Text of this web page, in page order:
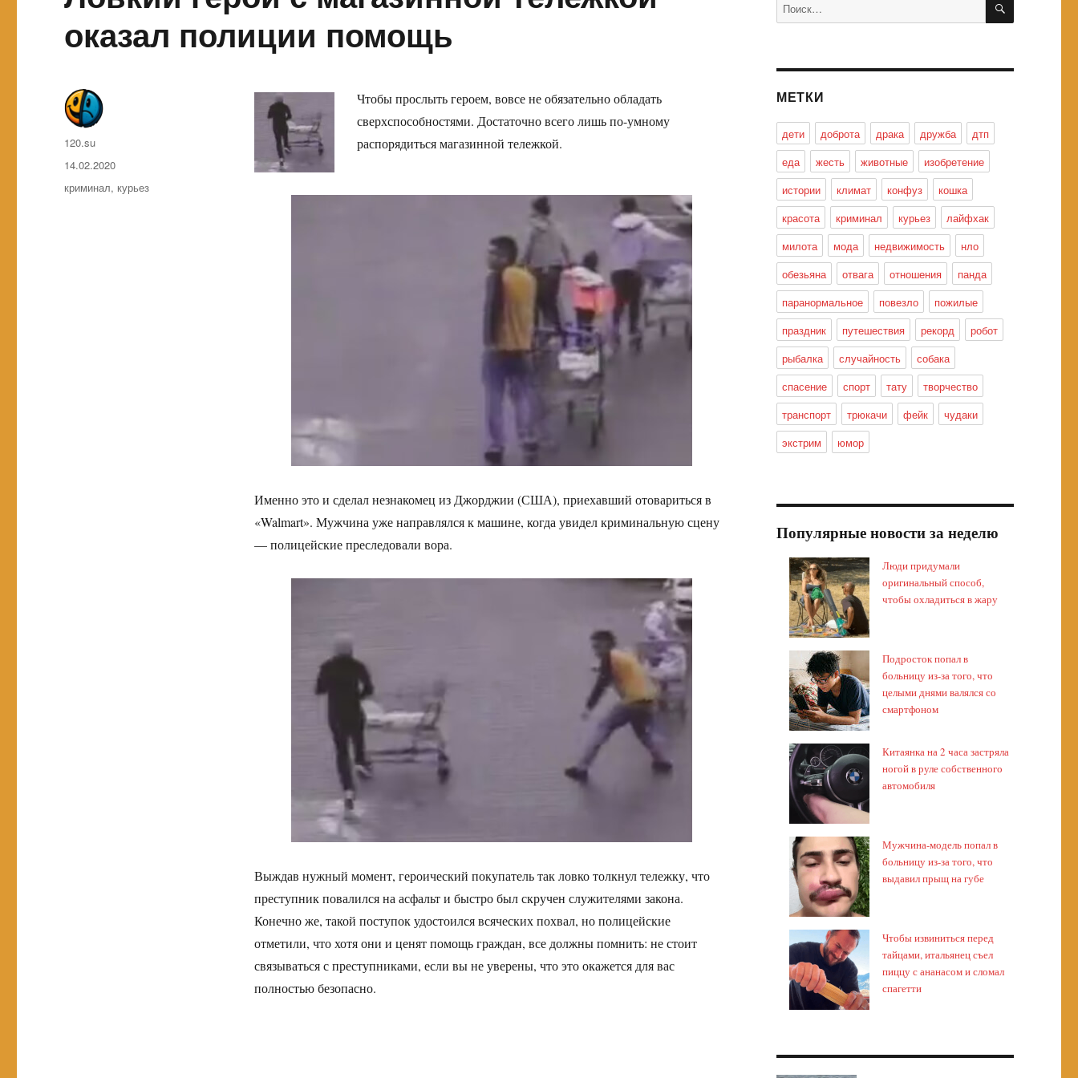
оказал полиции помощь
Чтобы прослыть героем, вовсе не обязательно обладать
сверхспособностями. Достаточно всего лишь по-умному
распорядиться магазинной тележкой.
Именно это и сделал незнакомец из Джорджии (США), приехавший отовариться в
«Walmart». Мужчина уже направлялся к машине, когда увидел криминальную сцену
— полицейские преследовали вора.
Выждав нужный момент, героический покупатель так ловко толкнул тележку, что
преступник повалился на асфальт и быстро был скручен служителями закона.
Конечно же, такой поступок удостоился всяческих похвал, но полицейские
отметили, что хотя они и ценят помощь граждан, все должны помнить: не стоит
связываться с преступниками, если вы не уверены, что это окажется для вас
полностью безопасно.
Автор
120.su
Опубликовано
14.02.2020
Метки
криминал, курьез
МЕТКИ
дети доброта драка дружба
дтп
еда
жесть животные
изобретение
истории
климат конфуз
кошка
красота
криминал курьез
лайфхак
милота
мода недвижимость
нло
обезьяна
отвага отношения
панда
паранормальное
повезло
пожилые
праздник
путешествия рекорд
робот
рыбалка
случайность
собака
спасение
спорт тату
творчество
транспорт
трюкачи фейк
чудаки
экстрим
юмор
Популярные новости за неделю
Люди придумали
оригинальный способ,
чтобы охладиться в жару
Подросток попал в
больницу из-за того, что
целыми днями валялся со
смартфоном
Китаянка на 2 часа застряла
ногой в руле собственного
автомобиля
Мужчина-модель попал в
больницу из-за того, что
выдавил прыщ на губе
Чтобы извиниться перед
тайцами, итальянец съел
пиццу с ананасом и сломал
спагетти